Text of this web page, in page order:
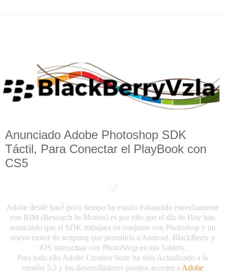
Anunciado Adobe Photoshop SDK
Táctil, Para Conectar el PlayBook con
CS5
Adobe desde hacé poco tiempo ha estado trabajando estrechamente
con RIM (Research In Motion) es por ello que el día de Hoy han
anunciado que el SDK trabajara en conjunto con Photoshop y un
nuevo motor de scripting que permitiría a Android, BlackBerry y
iOS interactuar con PhotoShop en sus Tablets.
Para todo ello Adobe Creative Suite ha sido Actualizado a la
versión 5.5 y los desarrolladores pueden acceder a Adobe